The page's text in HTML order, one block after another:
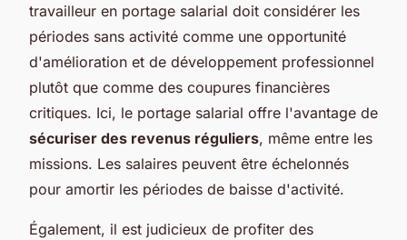
travailleur en portage salarial doit considérer les
périodes sans activité comme une opportunité
d'amélioration et de développement professionnel
plutôt que comme des coupures financières
critiques. Ici, le portage salarial offre l'avantage de
sécuriser des revenus réguliers, même entre les
missions. Les salaires peuvent être échelonnés
pour amortir les périodes de baisse d'activité.
Également, il est judicieux de profiter des